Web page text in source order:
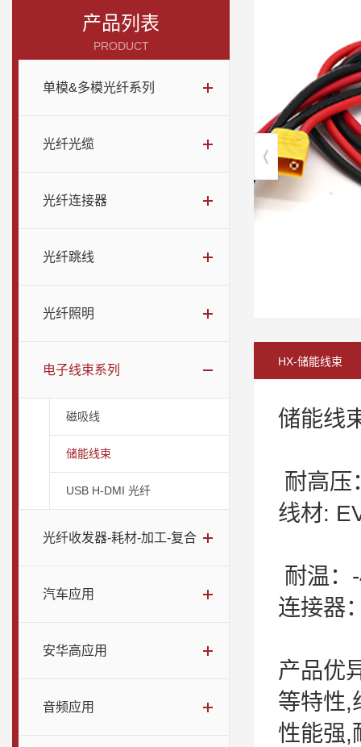
产品列表
PRODUCT
单模&多模光纤系列
光纤光缆
光纤连接器
光纤跳线
光纤照明
电子线束系列
磁吸线
储能线束
USB H-DMI 光纤
光纤收发器-耗材-加工-复合
汽车应用
安华高应用
音频应用
HX-储能线束
储能
耐高压
线材:
耐温
产品优
等特性,
性能强,